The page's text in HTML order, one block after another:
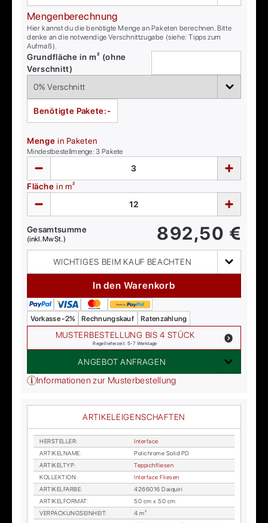
Mengenberechnung
Hier kannst du die benötigte Menge an Paketen berechnen. Bitte
denke an die notwendige Verschnittzugabe (siehe: Tipps zum
Aufmaß).
Grundfläche in m² (ohne
Verschnitt)
Benötigte Pakete:-
Menge in Paketen
Mindestbestellmenge:3 Pakete
Fläche in m²
Gesamtsumme
(inkl. MwSt.) 892,50 €
WICHTIGES BEIM KAUF BEACHTEN
In den Warenkorb
Vorkasse -2% Rechnungskauf Ratenzahlung
MUSTERBESTELLUNG BIS 4 STÜCK
Regellieferzeit: 5-7 Werktage
ANGEBOT ANFRAGEN
Informationen zur Musterbestellung
ARTIKELEIGENSCHAFTEN
HER­STEL­LER:
In­ter­face
AR­TI­KEL­NA­ME:
Po­lichro­me So­lid PD
AR­TI­KEL­TYP:
Tep­pich­flie­sen
KOL­LEK­TI­ON:
In­ter­face Flie­sen
AR­TI­KEL­FAR­BE:
4266016 Dai­qui­ri
AR­TI­KEL­FOR­MAT:
50 cm x 50 cm
VER­PA­CKUNGS­EIN­HEIT: 4 m²